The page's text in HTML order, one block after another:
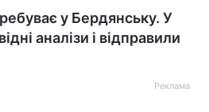
у Бердянську. У
аналізи і відправили
Реклама